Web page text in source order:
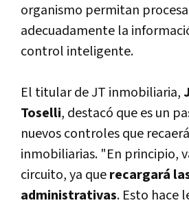
organismo permitan
adecuadamente la
control inteligente.
El titular de JT inmobiliaria,
Toselli, destacó que es un
nuevos controles que
inmobiliarias. "En principio,
circuito, ya querecargará
administrativas. Esto hace